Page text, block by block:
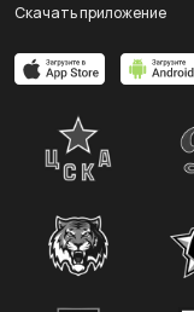
Скачать приложение